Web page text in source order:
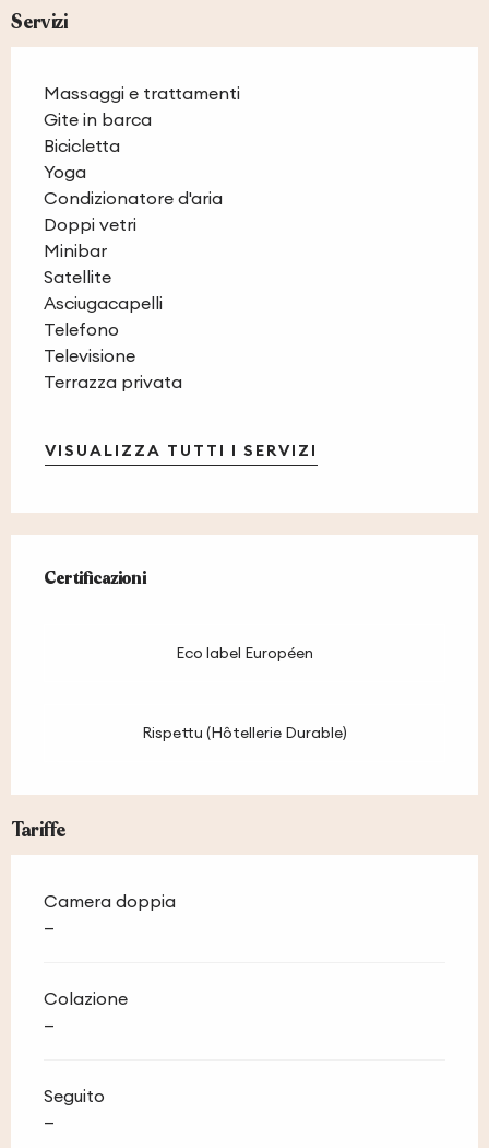
Servizi
Massaggi e trattamenti
Gite in barca
Bicicletta
Yoga
Condizionatore d'aria
Doppi vetri
Minibar
Satellite
Asciugacapelli
Telefono
Televisione
Terrazza privata
VISUALIZZA TUTTI I SERVIZI
Certificazioni
Certificazioni
Eco label Européen
Rispettu (Hôtellerie Durable)
Tariffe
Camera doppia
—
Colazione
—
Seguito
—